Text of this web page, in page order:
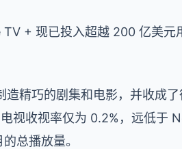
+ 现已投入超越 200 亿美元
精巧的剧集和电影，并收成
视收视率仅为 0.2%，远低于
总播放量。